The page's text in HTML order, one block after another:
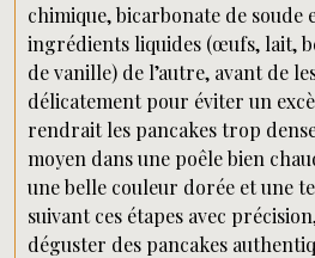
chimique, bicarbonate de soude
ingrédients liquides (œufs, lait,
de vanille) de l’autre, avant de
délicatement pour éviter un
rendrait les pancakes trop
moyen dans une poêle bien
une belle couleur dorée et une
suivant ces étapes avec
déguster des pancakes